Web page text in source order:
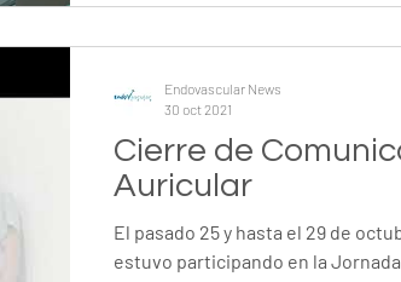
Cierre de
Auricular
El pasado 25 y hasta el 29 de octubre, Endovascular Corp
estuvo participando en la
Endovascular News
30 oct 2021